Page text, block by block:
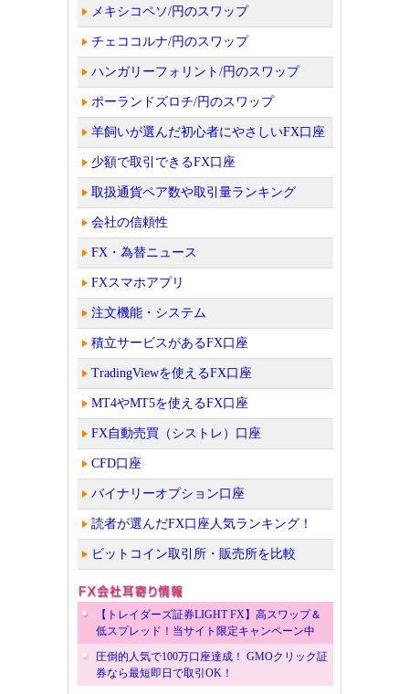
メキシコペソ/円のスワップ
チェココルナ/円のスワップ
ハンガリーフォリント/円のスワップ
ポーランドズロチ/円のスワップ
羊飼いが選んだ初心者にやさしいFX口座
少額で取引できるFX口座
取扱通貨ペア数や取引量ランキング
会社の信頼性
FX・為替ニュース
FXスマホアプリ
注文機能・システム
積立サービスがあるFX口座
TradingViewを使えるFX口座
MT4やMT5を使えるFX口座
FX自動売買（シストレ）口座
CFD口座
バイナリーオプション口座
読者が選んだFX口座人気ランキング！
ビットコイン取引所・販売所を比較
【トレイダーズ証券LIGHT FX】高スワップ＆
低スプレッド！当サイト限定キャンペーン中
圧倒的人気で100万口座達成！ GMOクリック証
券なら最短即日で取引OK！